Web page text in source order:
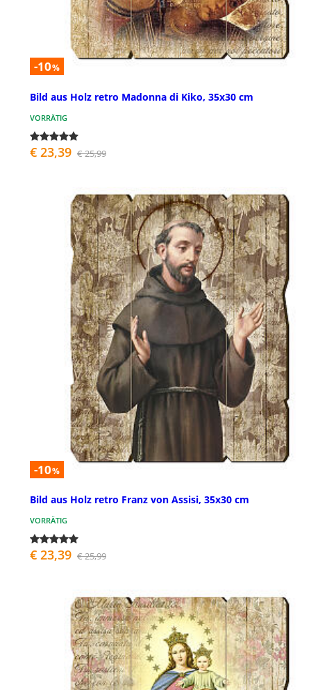
-10%
Bild aus Holz retro Madonna di Kiko, 35x30 cm
VORRÄTIG
€ 23,39 € 25,99
-10%
Bild aus Holz retro Franz von Assisi, 35x30 cm
VORRÄTIG
€ 23,39 € 25,99